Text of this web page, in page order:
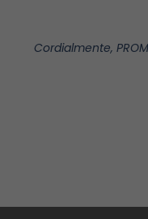
Cordialmente,